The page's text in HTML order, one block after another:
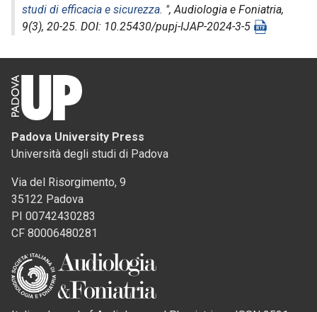
studi di efficacia e sicurezza. ",Audiologia e Foniatria,
9(3), 20-25. DOI: 10.25430/pupj-IJAP-2024-3-5
Padova University Press
Università degli studi di Padova
Via del Risorgimento, 9
35122 Padova
PI 00742430283
CF 80006480281